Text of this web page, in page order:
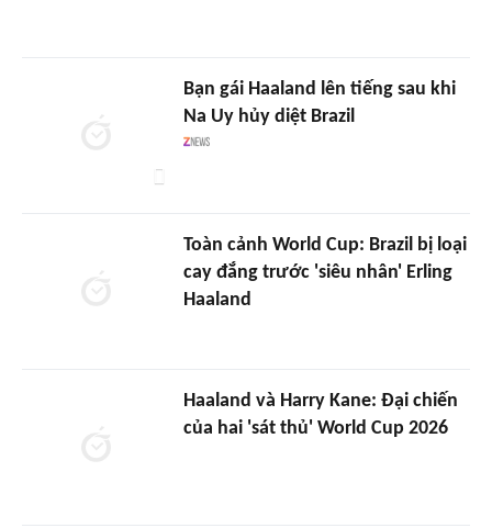
Bạn gái Haaland lên tiếng sau khi
Na Uy hủy diệt Brazil
Toàn cảnh World Cup: Brazil bị loại
cay đắng trước 'siêu nhân' Erling
Haaland
Haaland và Harry Kane: Đại chiến
của hai 'sát thủ' World Cup 2026